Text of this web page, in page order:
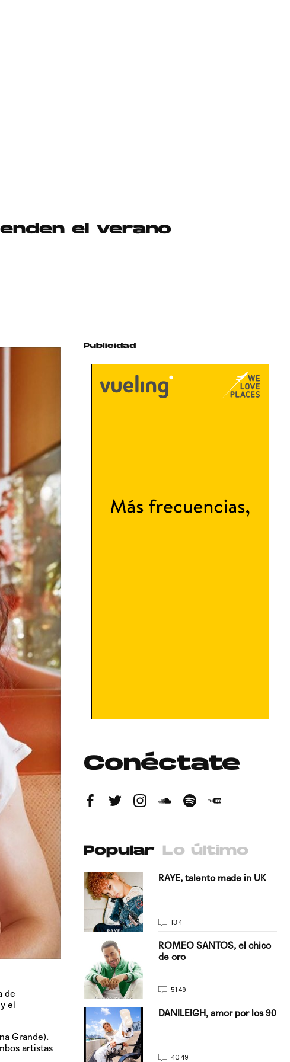
el verano
de
el
Grande).
artistas
Publicidad
Conéctate
Popular Lo último
adelantado a su
pisando
con Justin
RAYE, talento made in UK
134
ROMEO SANTOS, el chico
de oro
5149
DANILEIGH, amor por los 90
4049